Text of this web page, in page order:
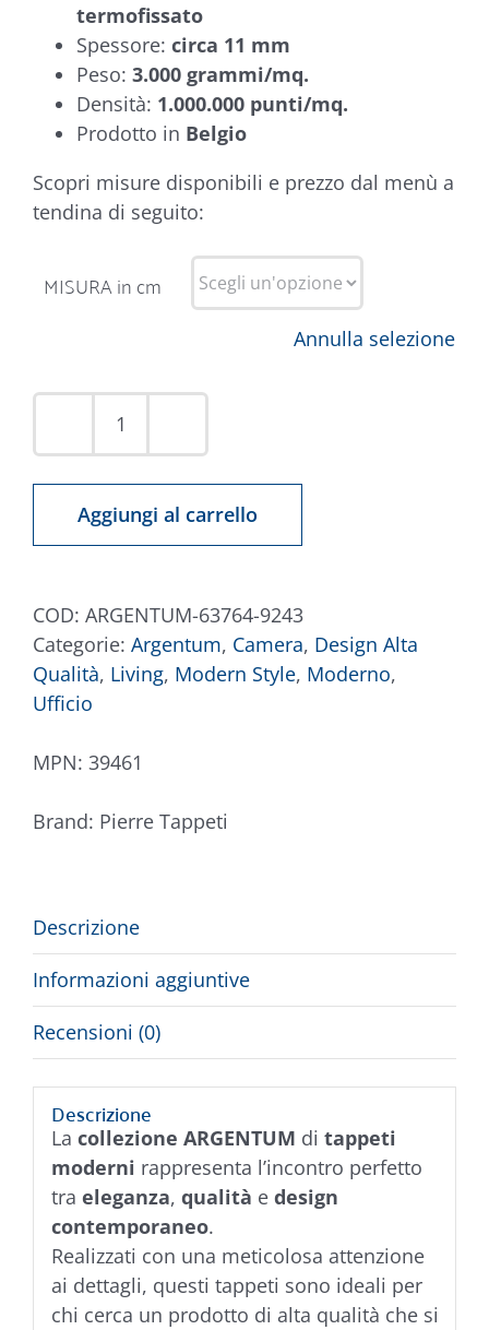
termofissato
Spessore: circa 11 mm
Peso: 3.000 grammi/mq.
Densità: 1.000.000 punti/mq.
Prodotto in Belgio
Scopri misure disponibili e prezzo dal menù a
tendina di seguito:
MISURA in cm
Annulla selezione
Tappeto
9243
quantità
Aggiungi al carrello
COD: ARGENTUM-63764-9243
Categorie: Argentum, Camera, Design Alta
Qualità, Living, Modern Style, Moderno,
Ufficio
MPN: 39461
Brand: Pierre Tappeti
Descrizione
Informazioni aggiuntive
Recensioni (0)
Descrizione
La collezione ARGENTUM di tappeti
moderni rappresenta l’incontro perfetto
tra eleganza, qualità e design
contemporaneo.
Realizzati con una meticolosa attenzione
ai dettagli, questi tappeti sono ideali per
chi cerca un prodotto di alta qualità che si